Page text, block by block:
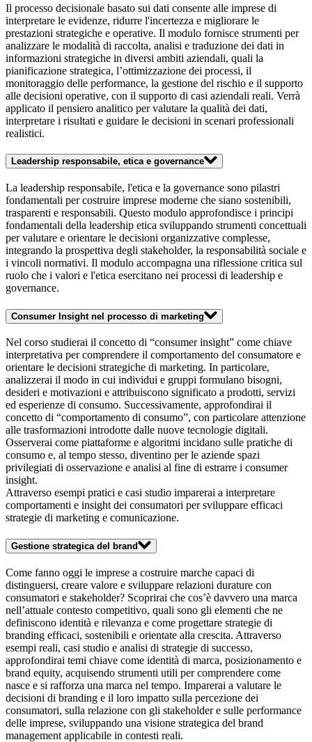
Il processo decisionale basato sui dati consente alle imprese di
interpretare le evidenze, ridurre l'incertezza e migliorare le
prestazioni strategiche e operative. Il modulo fornisce strumenti per
analizzare le modalità di raccolta, analisi e traduzione dei dati in
informazioni strategiche in diversi ambiti aziendali, quali la
pianificazione strategica, l’ottimizzazione dei processi, il
monitoraggio delle performance, la gestione del rischio e il supporto
alle decisioni operative, con il supporto di casi aziendali reali. Verrà
applicato il pensiero analitico per valutare la qualità dei dati,
interpretare i risultati e guidare le decisioni in scenari professionali
realistici.
Leadership responsabile, etica e governance
La leadership responsabile, l'etica e la governance sono pilastri
fondamentali per costruire imprese moderne che siano sostenibili,
trasparenti e responsabili. Questo modulo approfondisce i principi
fondamentali della leadership etica sviluppando strumenti concettuali
per valutare e orientare le decisioni organizzative complesse,
integrando la prospettiva degli stakeholder, la responsabilità sociale e
i vincoli normativi. Il modulo accompagna una riflessione critica sul
ruolo che i valori e l'etica esercitano nei processi di leadership e
governance.
Consumer Insight nel processo di marketing
Nel corso studierai il concetto di “consumer insight” come chiave
interpretativa per comprendere il comportamento del consumatore e
orientare le decisioni strategiche di marketing. In particolare,
analizzerai il modo in cui individui e gruppi formulano bisogni,
desideri e motivazioni e attribuiscono significato a prodotti, servizi
ed esperienze di consumo. Successivamente, approfondirai il
concetto di “comportamento di consumo”, con particolare attenzione
alle trasformazioni introdotte dalle nuove tecnologie digitali.
Osserverai come piattaforme e algoritmi incidano sulle pratiche di
consumo e, al tempo stesso, diventino per le aziende spazi
privilegiati di osservazione e analisi al fine di estrarre i consumer
insight.
Attraverso esempi pratici e casi studio imparerai a interpretare
comportamenti e insight dei consumatori per sviluppare efficaci
strategie di marketing e comunicazione.
Gestione strategica del brand
Come fanno oggi le imprese a costruire marche capaci di
distinguersi, creare valore e sviluppare relazioni durature con
consumatori e stakeholder? Scoprirai che cos’è davvero una marca
nell’attuale contesto competitivo, quali sono gli elementi che ne
definiscono identità e rilevanza e come progettare strategie di
branding efficaci, sostenibili e orientate alla crescita. Attraverso
esempi reali, casi studio e analisi di strategie di successo,
approfondirai temi chiave come identità di marca, posizionamento e
brand equity, acquisendo strumenti utili per comprendere come
nasce e si rafforza una marca nel tempo. Imparerai a valutare le
decisioni di branding e il loro impatto sulla percezione dei
consumatori, sulla relazione con gli stakeholder e sulle performance
delle imprese, sviluppando una visione strategica del brand
management applicabile in contesti reali.